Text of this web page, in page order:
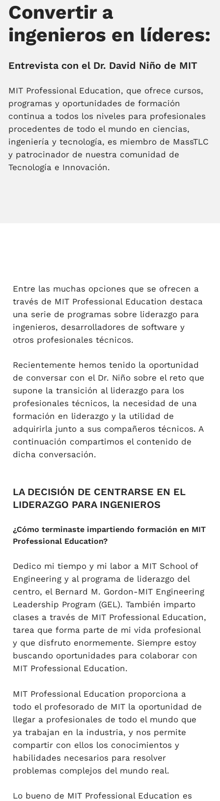
Convertir a
ingenieros en líderes:
Entrevista con el Dr. David Niño de MIT
MIT Professional Education, que ofrece cursos,
programas y oportunidades de formación
continua a todos los niveles para profesionales
procedentes de todo el mundo en ciencias,
ingeniería y tecnología, es miembro de MassTLC
y patrocinador de nuestra comunidad de
Tecnología e Innovación.
Entre las muchas opciones que se ofrecen a
través de MIT Professional Education destaca
una serie de programas sobre liderazgo para
ingenieros, desarrolladores de software y
otros profesionales técnicos.
Recientemente hemos tenido la oportunidad
de conversar con el Dr. Niño sobre el reto que
supone la transición al liderazgo para los
profesionales técnicos, la necesidad de una
formación en liderazgo y la utilidad de
adquirirla junto a sus compañeros técnicos. A
continuación compartimos el contenido de
dicha conversación.
LA DECISIÓN DE CENTRARSE EN EL
LIDERAZGO PARA INGENIEROS
¿Cómo terminaste impartiendo formación en MIT
Professional Education?
Dedico mi tiempo y mi labor a MIT School of
Engineering y al programa de liderazgo del
centro, el Bernard M. Gordon-MIT Engineering
Leadership Program (GEL). También imparto
clases a través de MIT Professional Education,
tarea que forma parte de mi vida profesional
y que disfruto enormemente. Siempre estoy
buscando oportunidades para colaborar con
MIT Professional Education.
MIT Professional Education proporciona a
todo el profesorado de MIT la oportunidad de
llegar a profesionales de todo el mundo que
ya trabajan en la industria, y nos permite
compartir con ellos los conocimientos y
habilidades necesarios para resolver
problemas complejos del mundo real.
Lo bueno de MIT Professional Education es